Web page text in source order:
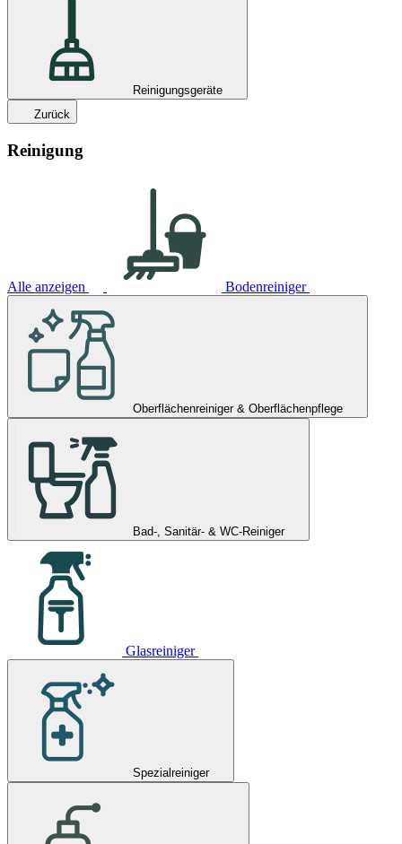
Reinigungsgeräte
Zurück
Reinigung
Alle anzeigen Bodenreiniger
Oberflächenreiniger & Oberflächenpflege
Bad-, Sanitär- & WC-Reiniger
Glasreiniger
Spezialreiniger